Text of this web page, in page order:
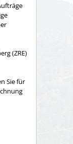
(ZRE)
Sie für